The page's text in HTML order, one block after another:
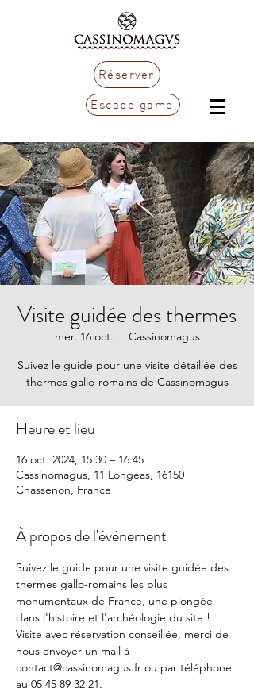
Réserver
Escape game
Visite guidée des thermes
mer. 16 oct.
  |
Cassinomagus
Suivez le guide pour une visite détaillée des
thermes gallo-romains de Cassinomagus
Heure et lieu
16 oct. 2024, 15:30 – 16:45
Cassinomagus, 11 Longeas, 16150
Chassenon, France
À propos de l'événement
Suivez le guide pour une visite guidée des
thermes gallo-romains les plus
monumentaux de France, une plongée
dans l'histoire et l'archéologie du site !
Visite avec réservation conseillée, merci de
nous envoyer un mail à
contact@cassinomagus.fr ou par téléphone
au 05 45 89 32 21.